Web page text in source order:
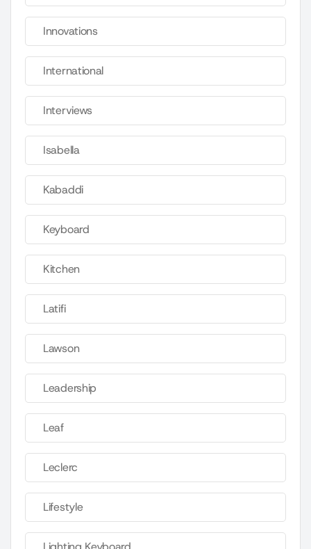
Innovations
International
Interviews
Isabella
Kabaddi
Keyboard
Kitchen
Latifi
Lawson
Leadership
Leaf
Leclerc
Lifestyle